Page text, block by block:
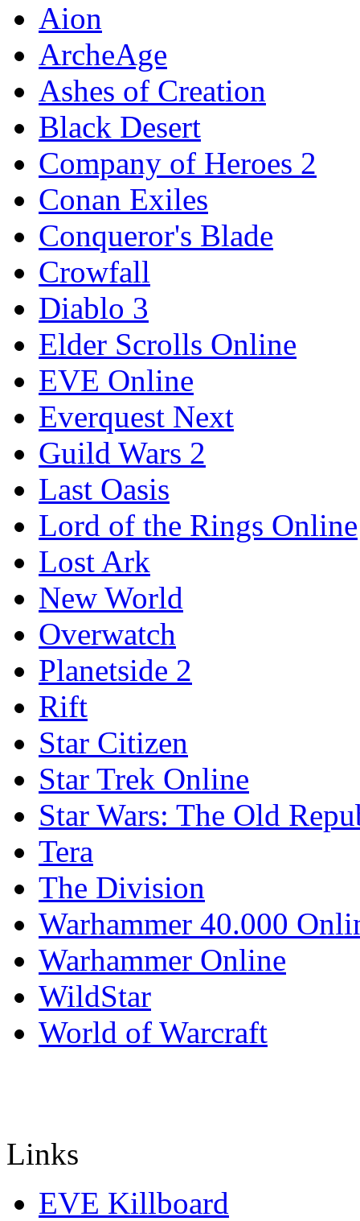
Aion
ArcheAge
Ashes of Creation
Black Desert
Company of Heroes 2
Conan Exiles
Conqueror's Blade
Crowfall
Diablo 3
Elder Scrolls Online
EVE Online
Everquest Next
Guild Wars 2
Last Oasis
Lord of the Rings Online
Lost Ark
New World
Overwatch
Planetside 2
Rift
Star Citizen
Star Trek Online
Star Wars: The Old
Tera
The Division
Warhammer 40.000
Warhammer Online
WildStar
World of Warcraft
Links
EVE Killboard